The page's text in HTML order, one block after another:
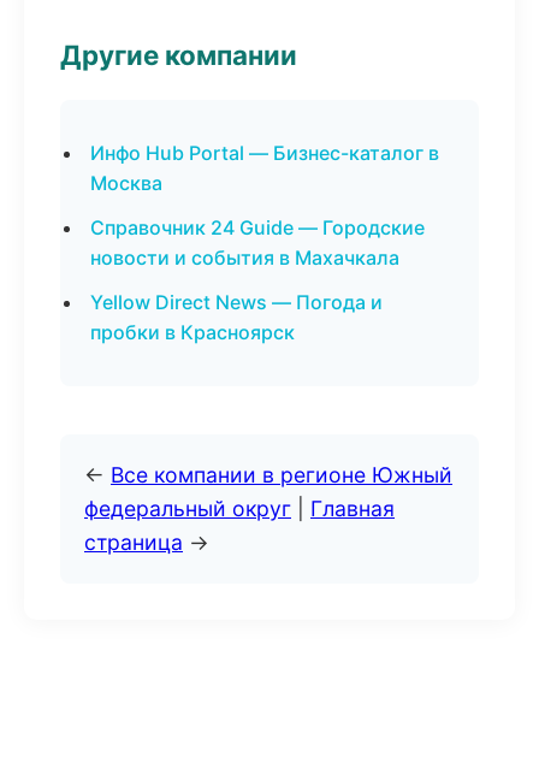
Другие компании
Инфо Hub Portal — Бизнес-каталог в
Москва
Справочник 24 Guide — Городские
новости и события в Махачкала
Yellow Direct News — Погода и
пробки в Красноярск
← Все компании в регионе Южный
федеральный округ
Главная
страница →